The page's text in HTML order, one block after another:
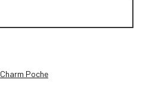
Charm Poche